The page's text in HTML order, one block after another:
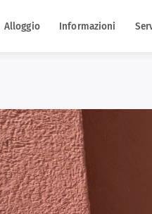
Alloggio Informazioni